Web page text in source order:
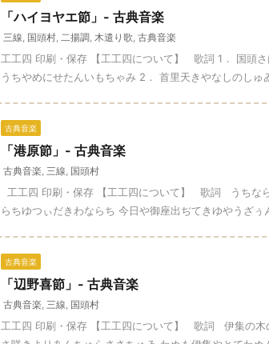
「ハイヨヤエ節」- 古典音楽
三線, 国頭村, 二揚調, 木遣り歌, 古典音楽
工工四 印刷・保存 【工工四について】 歌詞 1． 国頭
うちやめにせたんいもちゃみ 2． 首里天きやなしのし
古典音楽
「港原節」- 古典音楽
古典音楽, 三線, 国頭村
工工四 印刷・保存 【工工四について】 歌詞 うちな
らちゆつぃだきわならち 今日や御座出ぢてきゆやうざ
古典音楽
「辺野喜節」- 古典音楽
古典音楽, 三線, 国頭村
工工四 印刷・保存 【工工四について】 歌詞 伊集の